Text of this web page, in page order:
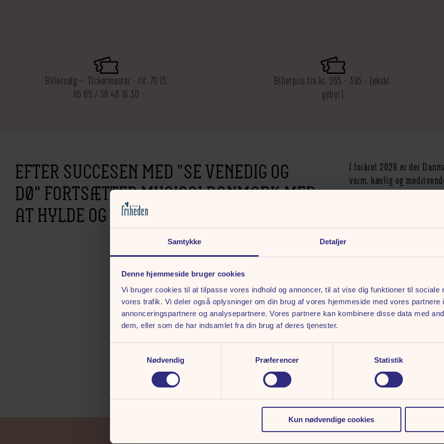
Samtykke Detaljer
Denne hjemmeside bruger cookies
Vi bruger cookies til at tilpasse vores indhold og annoncer, til at vise dig funktioner til sociale
vores trafik. Vi deler også oplysninger om din brug af vores hjemmeside med vores partnere
annonceringspartnere og analysepartnere. Vores partnere kan kombinere disse data med
dem, eller som de har indsamlet fra din brug af deres tjenester.
Nødvendig
Præferencer Statistik
Kun nødvendige cookies
Billetsalg — Ticketmaster - tlf. 70 15
65 65 / 38 48 16 30
Billetpris fra kr. 265 - 395.- (ekskl.
gebyr)
EFTER SUCCESEN MED "SE VENEDIG OG
DØ" FORTSÆTTER MUSICALDANMARK MED
AT HYLDE OG FEJRE DANSK MUSIK
I foråret 2026 er der
varm, kærlig og
guldalderårene i 80’erne.
år, hvor den aarhusianske
“Århus” på alt og det
København, og blev
IHØJ SOL OVER
bl.a. TV-2, Gnags, Anne
Det bliver en aften, der
uanset hvorfra man
HØJ SOL OVER